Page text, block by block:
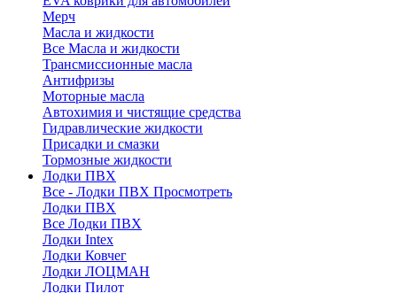
Мерч
Масла и жидкости
Все Масла и жидкости
Трансмиссионные масла
Антифризы
Моторные масла
Автохимия и чистящие средства
Гидравлические жидкости
Присадки и смазки
Тормозные жидкости
Лодки ПВХ
Все - Лодки ПВХ Просмотреть
Лодки ПВХ
Все Лодки ПВХ
Лодки Intex
Лодки Ковчег
Лодки ЛОЦМАН
Лодки Пилот